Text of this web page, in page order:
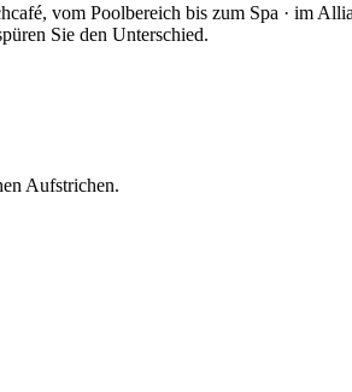
vom Poolbereich bis zum Spa · im
Sie den Unterschied.
Aufstrichen.